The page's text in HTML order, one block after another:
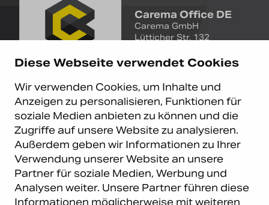
Diese Webseite verwendet Cookies
Wir verwenden Cookies, um Inhalte und
Anzeigen zu personalisieren, Funktionen für
soziale Medien anbieten zu können und die
Zugriffe auf unsere Website zu analysieren.
Außerdem geben wir Informationen zu Ihrer
Verwendung unserer Website an unsere
Partner für soziale Medien, Werbung und
Analysen weiter. Unsere Partner führen diese
Informationen möglicherweise mit weiteren
Carema Office DE
Carema GmbH
Lütticher Str. 132
+49 (0)211 9367 8390
info@carema.de
© Copyright 2026 Carema
GmbH. Alle Rechte vorbehalten.
Datenschutz|Impressum
Carema Warehouse
Carema Hardware BV
Bohemenstraat 9
8028 SB Zwolle
Kundendienst
Serviceabteilung